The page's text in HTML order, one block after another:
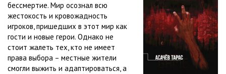
бессмертие. Мир осознал всю
жестокость и кровожадность
игроков, пришедших в этот мир как
гости и новые герои. Однако не
стоит жалеть тех, кто не имеет
права выбора – местные жители
смогли выжить и адаптироваться, а